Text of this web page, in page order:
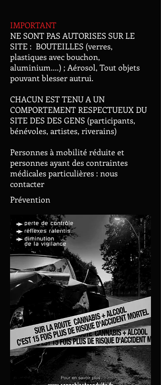
IMPORTANT
NE SONT PAS AUTORISES SUR LE
SITE : BOUTEILLES (verres,
plastiques avec bouchon,
aluminium....) ; Aérosol, Tout objets
pouvant blesser autrui.
CHACUN EST TENU A UN
COMPORTEMENT RESPECTUEUX DU
SITE DES DES GENS (participants,
bénévoles, artistes, riverains)
Personnes à mobilité réduite et
personnes ayant des contraintes
médicales particulières : nous
contacter
Prévention